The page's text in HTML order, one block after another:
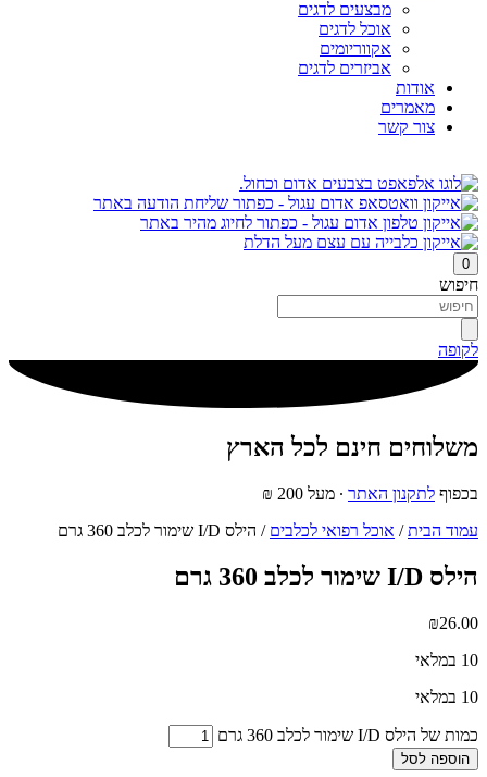
מבצעים לדגים
אוכל לדגים
אקווריומים
אביזרים לדגים
אודות
מאמרים
צור קשר
0
חיפוש
לקופה
משלוחים חינם לכל הארץ
בכפוף לתקנון האתר ∙ מעל 200 ₪
עמוד הבית/ אוכל רפואי לכלבים / הילס I/D שימור לכלב 360 גרם
הילס I/D שימור לכלב 360 גרם
₪26.00
10 במלאי
10 במלאי
כמות של הילס I/D שימור לכלב 360 גרם
הוספה לסל